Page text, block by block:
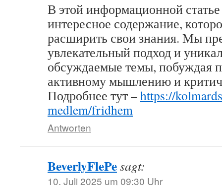
В этой информационной
интересное содержание,
расширить свои знания. Мы
увлекательный подход и
обсуждаемые темы, побуждая
активному мышлению и
Подробнее тут –https://
medlem/fridhem
Antworten
BeverlyFlePesagt:
10. Juli 2025 um 09:30 Uhr